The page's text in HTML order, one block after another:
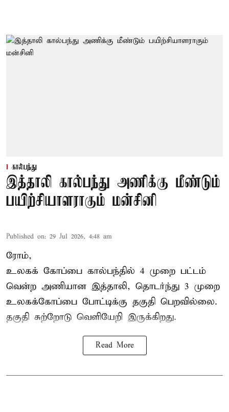
கால்பந்து
இத்தாலி கால்பந்து அணிக்கு மீண்டும்
பயிற்சியாளராகும் மன்சினி
Published on: 29 Jul 2026, 4:48 am
ரோம்,
உலகக் கோப்பை கால்பந்தில் 4 முறை பட்டம்
வென்ற அணியான இத்தாலி, தொடர்ந்து 3 முறை
உலகக்கோப்பை போட்டிக்கு தகுதி பெறவில்லை.
தகுதி சுற்றோடு வெளியேறி இருக்கிறது.
Read More